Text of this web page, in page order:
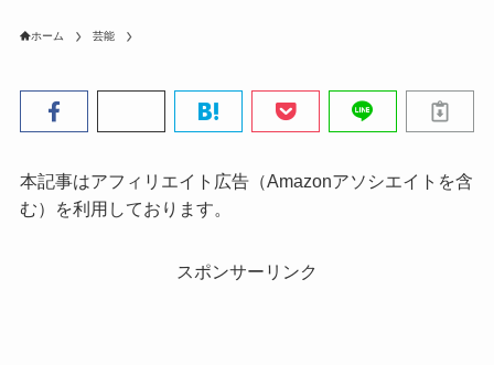
ホーム 芸能
本記事はアフィリエイト広告（Amazonアソシエイトを含
む）を利用しております。
スポンサーリンク